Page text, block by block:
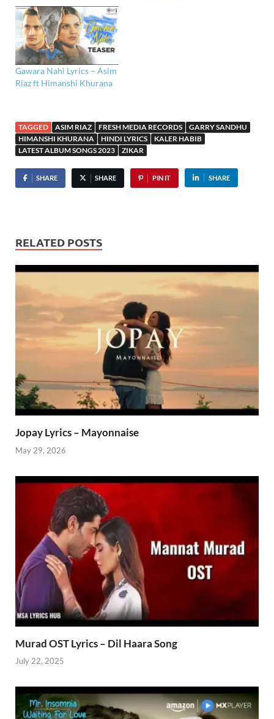
Gawara Nahi Lyrics – Asim
Riaz ft Himanshi Khurana
TAGGED ASIM RIAZ FRESH MEDIA RECORDS
GARRY SANDHU
HIMANSHI KHURANA
HINDI LYRICS
KALER HABIB
LATEST ALBUM SONGS 2023
ZIKAR
SHARE SHARE PIN IT SHARE
RELATED POSTS
Jopay Lyrics – Mayonnaise
May 29, 2026
Murad OST Lyrics – Dil Haara Song
July 22, 2025